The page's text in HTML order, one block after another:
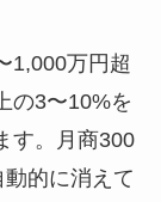
1,000万円超
の3〜10%を
す。月商300
的に消えて